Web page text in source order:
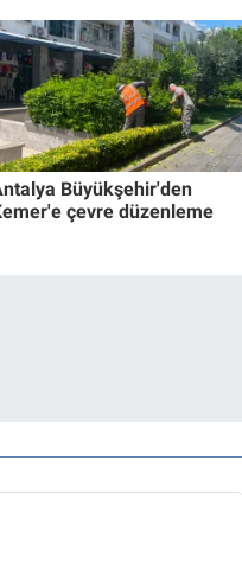
Büyükşehir'den
çevre düzenleme